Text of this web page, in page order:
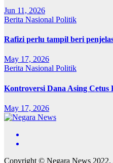
Jun 11, 2026
Berita Nasional Politik
Rafizi perlu tampil beri
May 17, 2026
Berita Nasional Politik
Kontroversi Dana Asing
May 17, 2026
Copyright © Negara News 2022.